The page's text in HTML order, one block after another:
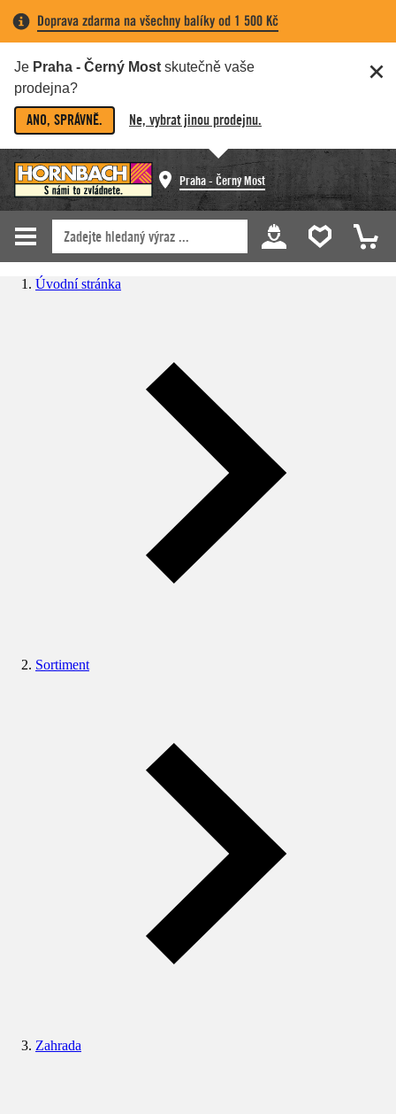
Doprava zdarma na všechny balíky od 1 500 Kč
Je Praha - Černý Most skutečně vaše
prodejna?
ANO, SPRÁVNĚ. Ne, vybrat jinou prodejnu.
Praha - Černý Most
Úvodní stránka
Sortiment
Zahrada